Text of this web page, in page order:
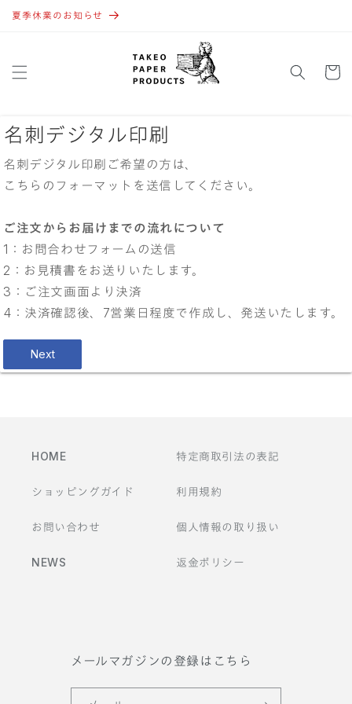
ンツに
夏季休業のお知らせ
ー
名刺デジタル印刷
名刺デジタル印刷ご希望の方は、
こちらのフォーマットを送信してください。
ご注文からお届けまでの流れについて
1：お問合わせフォームの送信
2：お見積書をお送りいたします。
3：ご注文画面より決済
4：決済確認後、7営業日程度で作成し、発送いたします。
Next
HOME 特定商取引法の表記
ショッピングガイド 利用規約
お問い合わせ 個人情報の取り扱い
NEWS 返金ポリシー
メールマガジンの登録はこちら